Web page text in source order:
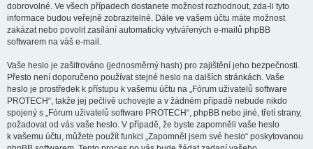
dobrovolné. Ve všech případech dostanete možnost rozhodnout, zda-li tyto
informace budou veřejně zobrazitelné. Dále ve vašem účtu máte možnost
zakázat nebo povolit zasílání automaticky vytvářených e-mailů phpBB
softwarem na váš e-mail.
Vaše heslo je zašifrováno (jednosměrný hash) pro zajištění jeho bezpečnosti.
Přesto není doporučeno používat stejné heslo na dalších stránkách. Vaše
heslo je prostředek k přístupu k vašemu účtu na „Fórum uživatelů software
PROTECH“, takže jej pečlivě uchovejte a v žádném případě nebude nikdo
spojený s „Fórum uživatelů software PROTECH“, phpBB nebo jiné, třetí strany,
požadovat od vás vaše heslo. V případě, že byste zapomněli vaše heslo
k vašemu účtu, můžete použít funkci „Zapomněl jsem své heslo“ poskytovanou